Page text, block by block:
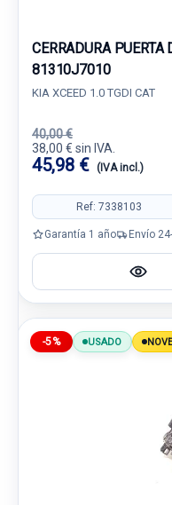
CERRADURA
81310J7010
KIA XCEED 1.0 TGDI CAT
40,00 €
38,00 € sin IVA.
45,98 € (IVA incl.)
Ref: 7338103
Garantía 1 año Envío
-5% USADO